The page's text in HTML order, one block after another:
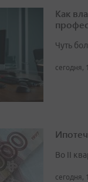
Как
Чуть
сегодня,
Во II
сегодня,